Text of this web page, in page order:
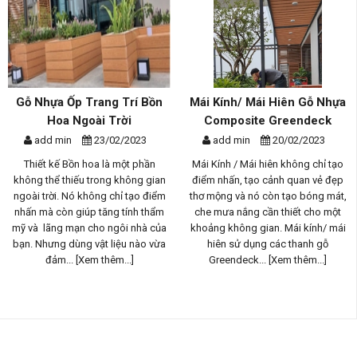
Mái Kính/ Mái Hiên Gỗ Nhựa
Composite Greendeck
add min
20/02/2023
Mái Kính / Mái hiên không chỉ tạo
điểm nhấn, tạo cảnh quan vẻ đẹp
thơ mộng và nó còn tạo bóng mát,
che mưa nắng cần thiết cho một
khoảng không gian. Mái kính/ mái
hiên sử dụng các thanh gỗ
Greendeck...[Xem thêm...]
Giàn Hoa Gỗ Nhựa Ngoài
Trời Composite - Phương Án
Th...
add min
17/02/2023
Giàn hoa gỗ nhựa ngoài trời là một
phần quan trọng trong thiết kế
không gian sống ngoài trời, nó
không chỉ tạo điểm nhấn và mang
lại vẻ đẹp tự nhiên tuyệt vời mà con
là không gian bóng mát cho...